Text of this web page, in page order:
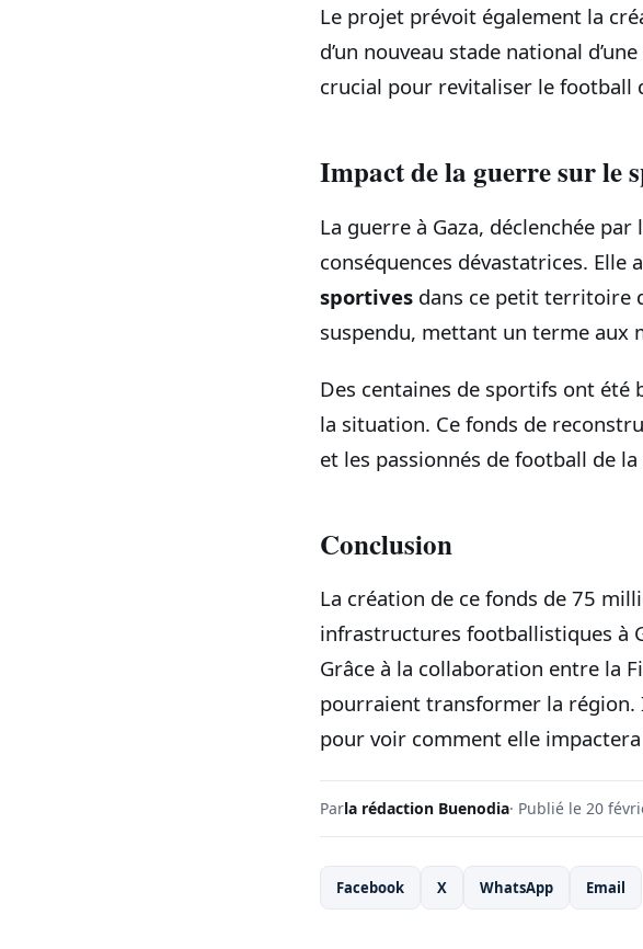
Le projet prévoit également la
d’un nouveau stade national
crucial pour revitaliser le football
Impact de la guerre sur le
La guerre à Gaza, déclenchée
conséquences dévastatrices.
sportives dans ce petit territoire
suspendu, mettant un terme aux
Des centaines de sportifs ont été
la situation. Ce fonds de
et les passionnés de football de
Conclusion
La création de ce fonds de 75
infrastructures footballistiques à
Grâce à la collaboration entre la
pourraient transformer la région.
pour voir comment elle
Parla rédaction Buenodia· Publié le 20
Facebook X WhatsApp Email